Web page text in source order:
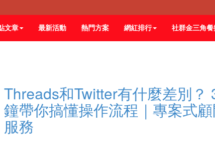
文章 最新活動 熱門方案 網紅排行 社群金三角
Threads和Twitter有什麼差別？
鐘帶你搞懂操作流程｜專案式
服務